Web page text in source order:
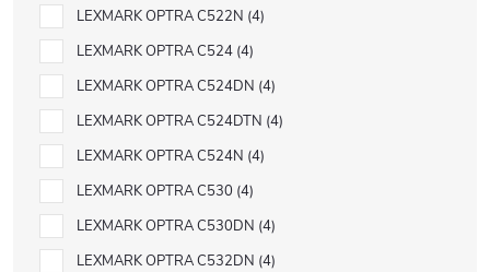
LEXMARK OPTRA C522N 4
LEXMARK OPTRA C524 4
LEXMARK OPTRA C524DN 4
LEXMARK OPTRA C524DTN 4
LEXMARK OPTRA C524N 4
LEXMARK OPTRA C530 4
LEXMARK OPTRA C530DN 4
LEXMARK OPTRA C532DN 4